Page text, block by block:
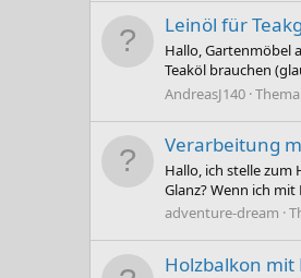
Leinöl für
Hallo, Gartenmöbel
Teaköl brauchen
AndreasJ140 Thema
Verarbeitung
Hallo, ich stelle zum
Glanz? Wenn ich
adventure-dream
Holzbalkon